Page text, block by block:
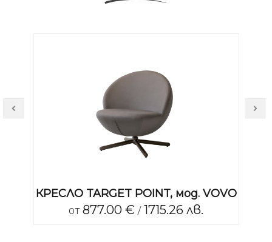
КРЕСЛО TARGET POINT, мод. VOVO
от877.00 € /1715.26 лв.